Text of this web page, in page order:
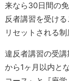
来なら30日間の
反者講習を受け
リセットされる制
違反者講習の受
から1ヶ月以内と